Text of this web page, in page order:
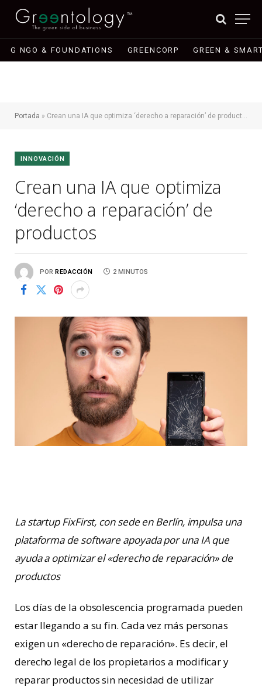
G NGO & FOUNDATIONS GREENCORP GREEN &
Portada » Crean una IA que optimiza ‘derecho a reparación’ de productos
INNOVACIÓN
Crean una IA que optimiza
‘derecho a reparación’ de
productos
POR REDACCIÓN 2 MINUTOS
La startup FixFirst, con sede en Berlín, impulsa una
plataforma de software apoyada por una IA que
ayuda a optimizar el «derecho de reparación» de
productos
Los días de la obsolescencia programada pueden
estar llegando a su fin. Cada vez más personas
exigen un «derecho de reparación». Es decir, el
derecho legal de los propietarios a modificar y
reparar productos sin necesidad de utilizar